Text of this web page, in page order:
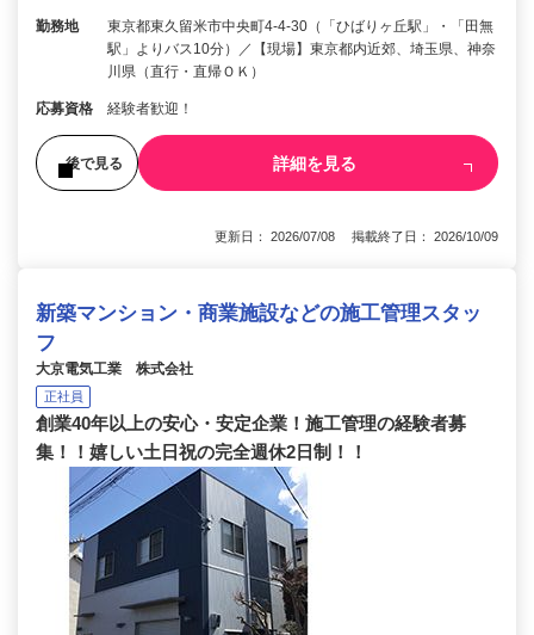
勤務地
東京都東久留米市中央町4-4-30（「ひばりヶ丘駅」・「田無
駅」よりバス10分）／【現場】東京都内近郊、埼玉県、神奈
川県（直行・直帰ＯＫ）
応募資格 経験者歓迎！
後で見る 詳細を見る
更新日： 2026/07/08 掲載終了日： 2026/10/09
新築マンション・商業施設などの施工管理スタッ
フ
大京電気工業 株式会社
正社員
創業40年以上の安心・安定企業！施工管理の経験者募
集！！嬉しい土日祝の完全週休2日制！！